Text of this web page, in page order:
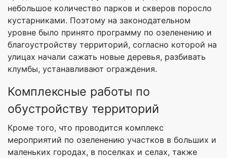
небольшое количество парков и скверов поросло
кустарниками. Поэтому на законодательном
уровне было принято программу по озеленению и
благоустройству территорий, согласно которой на
улицах начали сажать новые деревья, разбивать
клумбы, устанавливают ограждения.
Комплексные работы по
обустройству территорий
Кроме того, что проводится комплекс
мероприятий по озеленению участков в больших и
маленьких городах, в поселках и селах, также